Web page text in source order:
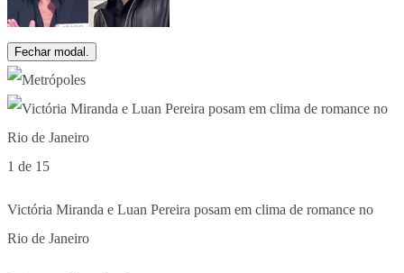
Fechar modal.
1 de 15
Victória Miranda e Luan Pereira posam em clima de romance no
Rio de Janeiro